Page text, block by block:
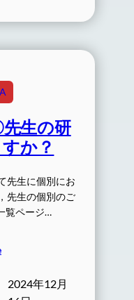
生の研
か？
先生に個別にお
先生の個別のご
覧ページ…
2024年12月